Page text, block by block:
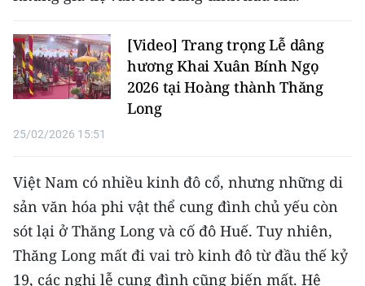
[Video] Trang trọng Lễ dâng
hương Khai Xuân Bính Ngọ
2026 tại Hoàng thành Thăng
Long
25/02/2026 15:51
Việt Nam có nhiều kinh đô cổ, nhưng những di
sản văn hóa phi vật thể cung đình chủ yếu còn
sót lại ở Thăng Long và cố đô Huế. Tuy nhiên,
Thăng Long mất đi vai trò kinh đô từ đầu thế kỷ
19, các nghi lễ cung đình cũng biến mất. Hệ